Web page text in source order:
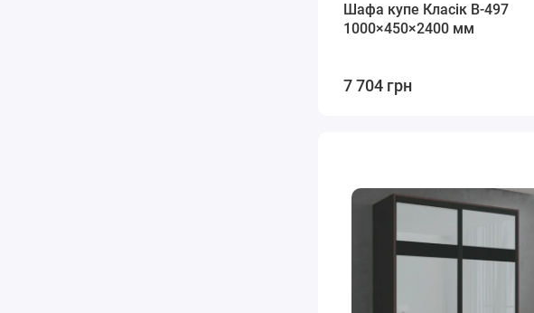
Шафа купе Класік В-497
1000×450×2400 мм
7 704 грн